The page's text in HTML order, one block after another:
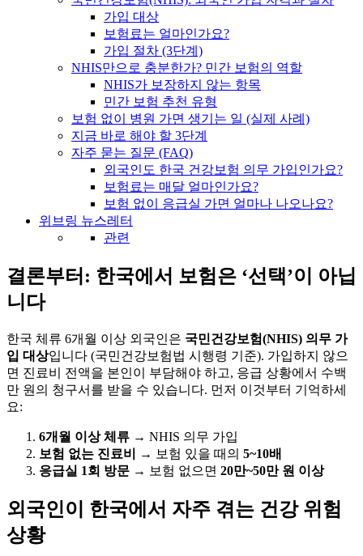
가입 대상
보험료는 얼마인가요?
가입 절차 (3단계)
NHIS만으로 충분한가? 민간 보험의 역할
NHIS가 보장하지 않는 항목
민간 보험 추천 유형
보험 없이 병원 가면 생기는 일 (실제 사례)
지금 바로 해야 할 3단계
자주 묻는 질문 (FAQ)
외국인도 한국 건강보험 의무 가입인가요?
보험료는 매달 얼마인가요?
보험 없이 응급실 가면 얼마나 나오나요?
위브링 뉴스레터
관련
결론부터: 한국에서 보험은 ‘선택’이 아닙
니다
한국 체류 6개월 이상 외국인은 국민건강보험(NHIS) 의무 가
입 대상입니다 (국민건강보험법 시행령 기준). 가입하지 않으
면 진료비 전액을 본인이 부담해야 하고, 응급 상황에서 수백
만 원의 청구서를 받을 수 있습니다. 먼저 이것부터 기억하세
요:
6개월 이상 체류 → NHIS 의무 가입
보험 없는 진료비
→ 보험 있을 때의 5~10배
응급실 1회 방문 → 보험 없으면 20만~50만 원 이상
외국인이 한국에서 자주 겪는 건강 위험
상황